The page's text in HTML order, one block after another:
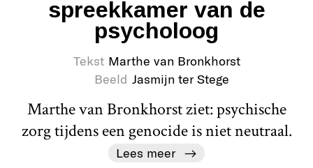
spreekkamer van de
psycholoog
Tekst Marthe van Bronkhorst
Beeld Jasmijn ter Stege
Marthe van Bronkhorst ziet: psychische
zorg tijdens een genocide is niet neutraal.
Lees meer